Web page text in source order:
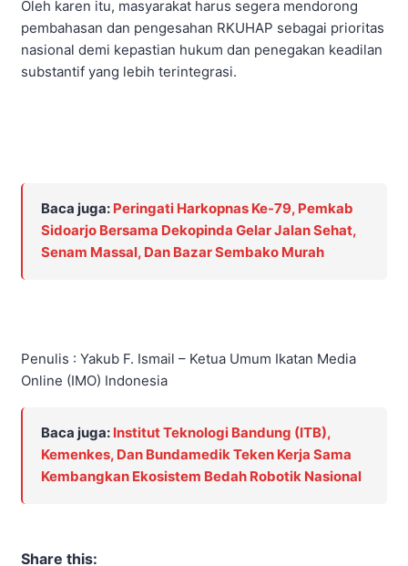
Oleh karen itu, masyarakat harus segera mendorong
pembahasan dan pengesahan RKUHAP sebagai prioritas
nasional demi kepastian hukum dan penegakan keadilan
substantif yang lebih terintegrasi.
Baca juga: Peringati Harkopnas Ke-79, Pemkab
Sidoarjo Bersama Dekopinda Gelar Jalan Sehat,
Senam Massal, Dan Bazar Sembako Murah
Penulis : Yakub F. Ismail – Ketua Umum Ikatan Media
Online (IMO) Indonesia
Baca juga: Institut Teknologi Bandung (ITB),
Kemenkes, Dan Bundamedik Teken Kerja Sama
Kembangkan Ekosistem Bedah Robotik Nasional
Share this: